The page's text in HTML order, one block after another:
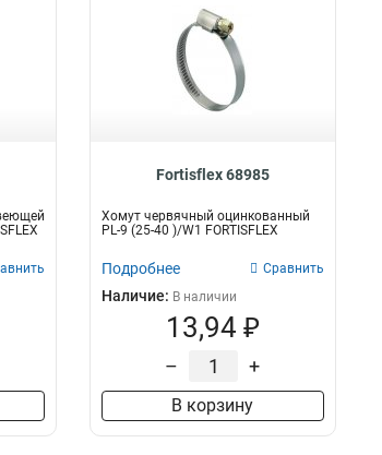
Fortisflex 68985
Хомут червячный оцинкованный
PL-9 (25-40 )/W1 FORTISFLEX
Подробнее Сравнить
Наличие: В наличии
13,94 ₽
– +
В корзину